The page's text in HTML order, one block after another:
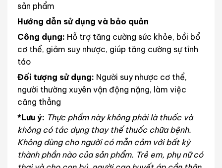
sản phẩm
Hướng dẫn sử dụng và bảo quản
Công dụng: Hỗ trợ tăng cường sức khỏe, bồi bổ
cơ thể, giảm suy nhược, giúp tăng cường sự tỉnh
táo
Đối tượng sử dụng: Người suy nhược cơ thể,
người thường xuyên vận động nặng, làm việc
căng thẳng
*Lưu ý: Thực phẩm này không phải là thuốc và
không có tác dụng thay thế thuốc chữa bệnh.
Không dùng cho người có mẫn cảm với bất kỳ
thành phần nào của sản phẩm. Trẻ em, phụ nữ có